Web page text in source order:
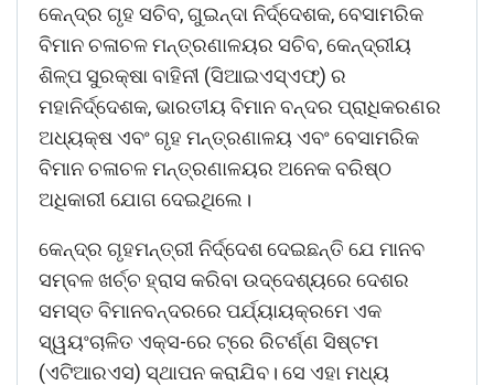
କେନ୍ଦ୍ର ଗୃହ ସଚିବ, ଗୁଇନ୍ଦା ନିର୍ଦ୍ଦେଶକ, ବେସାମରିକ
ବିମାନ ଚଳାଚଳ ମନ୍ତ୍ରଣାଳୟର ସଚିବ, କେନ୍ଦ୍ରୀୟ
ଶିଳ୍ପ ସୁରକ୍ଷା ବାହିନୀ (ସିଆଇଏସ୍ଏଫ୍) ର
ମହାନିର୍ଦ୍ଦେଶକ, ଭାରତୀୟ ବିମାନ ବନ୍ଦର ପ୍ରାଧିକରଣର
ଅଧ୍ୟକ୍ଷ ଏବଂ ଗୃହ ମନ୍ତ୍ରଣାଳୟ ଏବଂ ବେସାମରିକ
ବିମାନ ଚଳାଚଳ ମନ୍ତ୍ରଣାଳୟର ଅନେକ ବରିଷ୍ଠ
ଅଧିକାରୀ ଯୋଗ ଦେଇଥିଲେ।
କେନ୍ଦ୍ର ଗୃହମନ୍ତ୍ରୀ ନିର୍ଦ୍ଦେଶ ଦେଇଛନ୍ତି ଯେ ମାନବ
ସମ୍ବଳ ଖର୍ଚ୍ଚ ହ୍ରାସ କରିବା ଉଦ୍ଦେଶ୍ୟରେ ଦେଶର
ସମସ୍ତ ବିମାନବନ୍ଦରରେ ପର୍ଯ୍ୟାୟକ୍ରମେ ଏକ
ସ୍ୱୟଂଚାଳିତ ଏକ୍ସ-ରେ ଟ୍ରେ ରିଟର୍ଣ୍ଣ ସିଷ୍ଟମ
(ଏଟିଆରଏସ) ସ୍ଥାପନ କରାଯିବ। ସେ ଏହା ମଧ୍ୟ